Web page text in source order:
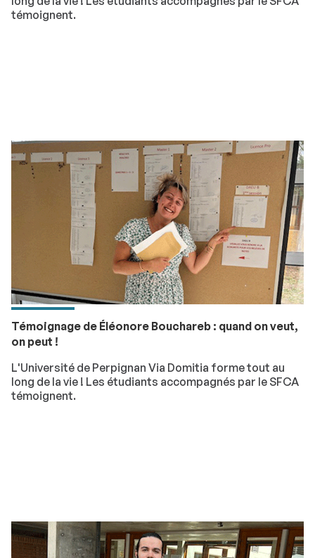
témoignent.
Témoignage de Éléonore Bouchareb : quand on veut,
on peut !
L'Université de Perpignan Via Domitia forme tout au
long de la vie ! Les étudiants accompagnés par le SFCA
témoignent.